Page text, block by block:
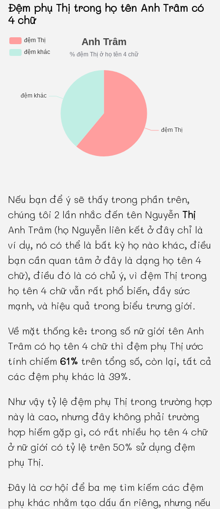
Đệm phụ Thị trong họ tên Anh Trâm có
4 chữ
Nếu bạn để ý sẽ thấy trong phần trên,
chúng tôi 2 lần nhắc đến tên Nguyễn Thị
Anh Trâm (họ Nguyễn liên kết ở đây chỉ là
ví dụ, nó có thể là bất kỳ họ nào khác, điều
bạn cần quan tâm ở đây là dạng họ tên 4
chữ), điều đó là có chủ ý, vì đệm Thị trong
họ tên 4 chữ vẫn rất phổ biến, đầy sức
mạnh, và hiệu quả trong biểu trưng giới.
Về mặt thống kê: trong số nữ giới tên Anh
Trâm có họ tên 4 chữ thì đệm phụ Thị ước
tính chiếm61% trên tổng số, còn lại, tất cả
các đệm phụ khác là 39%.
Như vậy tỷ lệ đệm phụ Thị trong trường hợp
này là cao, nhưng đây không phải trường
hợp hiếm gặp gì, có rất nhiều họ tên 4 chữ
ở nữ giới có tỷ lệ trên 50% sử dụng đệm
phụ Thị.
Đây là cơ hội để ba mẹ tìm kiếm các đệm
phụ khác nhằm tạo dấu ấn riêng, nhưng nếu